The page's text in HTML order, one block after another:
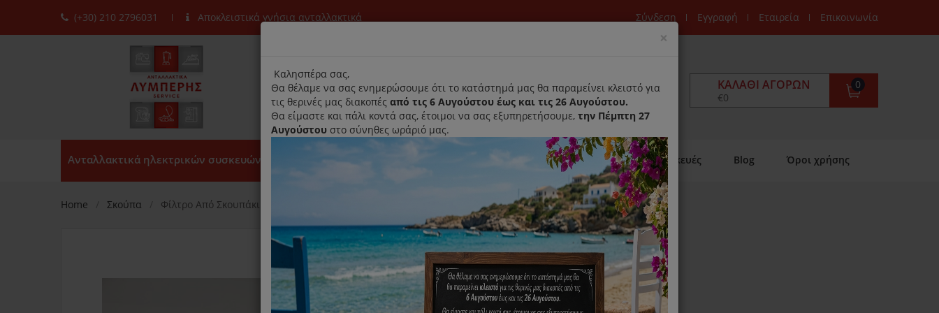
(+30) 210 2796031 Αποκλειστικά γνήσια ανταλλακτικά Σύνδεση Εγγραφή Εταιρεία Επικοινωνία
ΚΑΛΆΘΙ ΑΓΟΡΏΝ
0
€0
Ανταλλακτικά ηλεκτρικών συσκευών Αρχική Παραλαβή- Παράδοση Κατ'οικον Επισκευές Blog Όροι χρήσης
Home Σκούπα Φίλτρο Από Σκουπάκι Juro Pro Dragon
Φίλτρο Από Σκουπάκι Juro Pro Dragon
Κωδικός : 988-29
Διαθεσιμότητα :
Παράδοση Σε 1-3 Ημέρες (Διαθέσιμο)
× Close
title
Καλησπέρα σας,
Θα θέλαμε να σας ενημερώσουμε ότι το κατάστημά μας θα παραμείνει κλειστό για
τις θερινές μας διακοπές από τις 6 Αυγούστου έως και τις 26 Αυγούστου.
Θα είμαστε και πάλι κοντά σας, έτοιμοι να σας εξυπηρετήσουμε, την Πέμπτη 27
Αυγούστου στο σύνηθες ωράριό μας.